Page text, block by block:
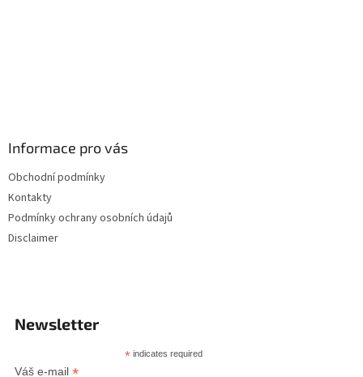
Informace pro vás
Obchodní podmínky
Kontakty
Podmínky ochrany osobních údajů
Disclaimer
Newsletter
* indicates required
Váš e-mail